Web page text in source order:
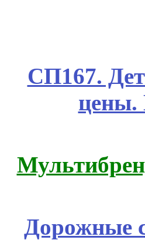
СП167.
цены.
Дорожные